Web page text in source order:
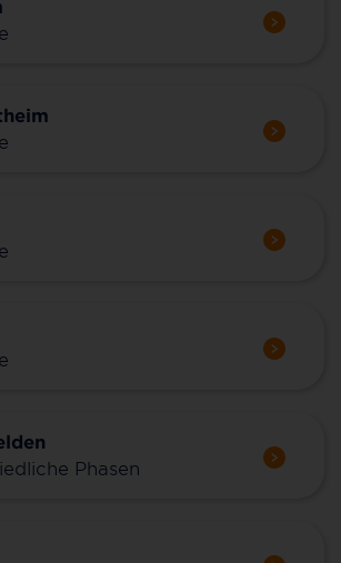
Phasen